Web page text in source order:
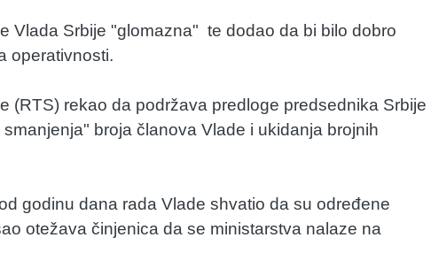
Vlada Srbije "glomazna" te dodao da bi bilo dobro
operativnosti.
(RTS) rekao da podržava predloge predsednika Srbije
broja članova Vlade i ukidanja brojnih
godinu dana rada Vlade shvatio da su određene
otežava činjenica da se ministarstva nalaze na